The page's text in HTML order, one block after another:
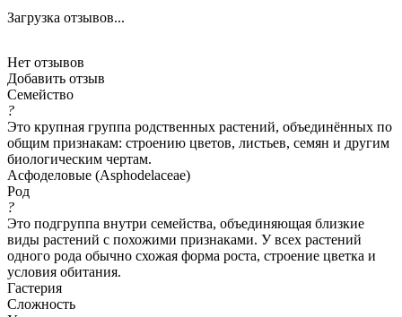
Загрузка отзывов...
Нет отзывов
Добавить отзыв
Семейство
?
Это крупная группа родственных растений, объединённых по
общим признакам: строению цветов, листьев, семян и другим
биологическим чертам.
Асфоделовые (Asphodelaceae)
Род
?
Это подгруппа внутри семейства, объединяющая близкие
виды растений с похожими признаками. У всех растений
одного рода обычно схожая форма роста, строение цветка и
условия обитания.
Гастерия
Сложность